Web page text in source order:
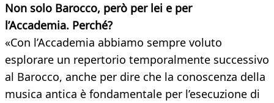
Non solo Barocco, però per lei e per
l’Accademia. Perché?
«Con l’Accademia abbiamo sempre voluto
esplorare un repertorio temporalmente successivo
al Barocco, anche per dire che la conoscenza della
musica antica è fondamentale per l’esecuzione di